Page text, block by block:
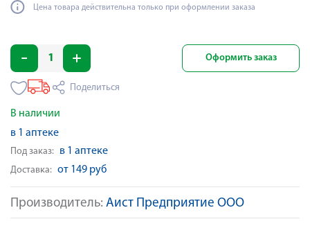
Производитель: Аист Предприятие ООО
Цена товара действительна только при оформлении заказа
Оформить заказ
Поделиться
В наличии
в 1 аптеке
Под заказ: в 1 аптеке
Доставка: от 149 руб